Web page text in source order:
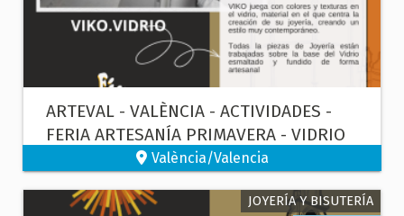
ARTEVAL - VALÈNCIA - ACTIVIDADES -
FERIA ARTESANÍA PRIMAVERA - VIDRIO
València/Valencia
JOYERÍA Y BISUTERÍA